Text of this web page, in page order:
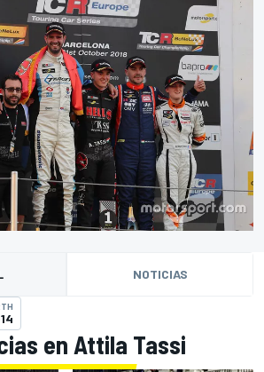
NOTICIAS
en Attila Tassi